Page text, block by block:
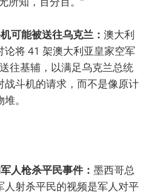
可能被送往乌克兰： 澳大利
将 41 架澳大利亚皇家空军
往基辅，以满足乌克兰总统
战斗机的请求，而不是像原计
。
人枪杀平民事件： 墨西哥总
射杀平民的视频是军人对平